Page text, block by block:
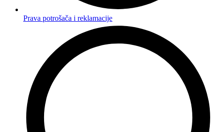
Prava potrošača i reklamacije